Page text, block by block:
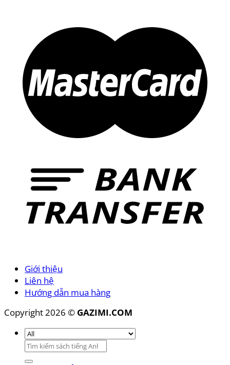
Hướng dẫn mua hàng
Copyright 2026 ©
Tìm
kiếm:
TRANG CHỦ
BÀI VIẾT